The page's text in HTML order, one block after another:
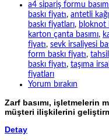
a4 sipariş formu
baskı fiyatı, antetli
baskı fiyatları, bloknot
karton çanta basımı,
fiyatı, sevk irsaliyesi
form baskı fiyatı,
baskı fiyatı, taşıma
fiyatları
Yorum bırakın
Zarf basımı, işletmelerin
müşteri ilişkilerini
Detay